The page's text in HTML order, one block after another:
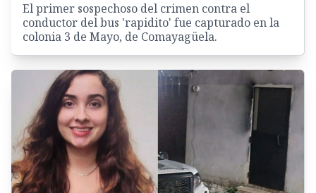
El primer sospechoso del crimen contra el
conductor del bus 'rapidito' fue capturado en la
colonia 3 de Mayo, de Comayagüela.